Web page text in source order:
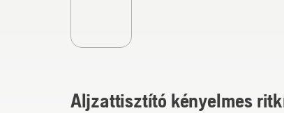
Aljzattisztító kényelmes